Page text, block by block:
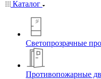
Каталог
Светопрозрачные
Противопожарные